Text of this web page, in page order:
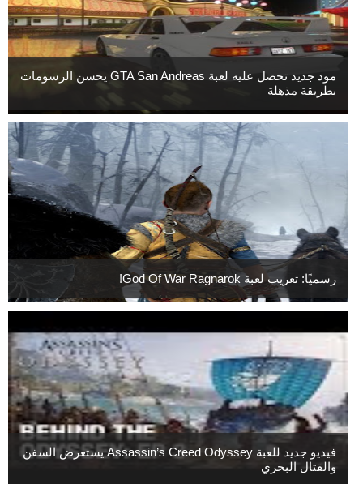
مود جديد تحصل عليه لعبة GTA San Andreas يحسن الرسومات
بطريقة مذهلة
رسميًا: تعريب لعبة God Of War Ragnarok!
فيديو جديد للعبة Assassin’s Creed Odyssey يستعرض السفن
والقتال البحري